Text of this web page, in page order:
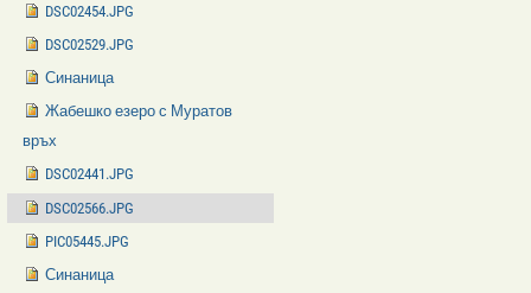
DSC02454.JPG
DSC02529.JPG
Синаница
Жабешко езеро с Муратов
връх
DSC02441.JPG
DSC02566.JPG
PIC05445.JPG
Синаница